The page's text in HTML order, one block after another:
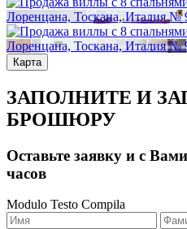
Карта
ЗАПОЛНИТЕ И
БРОШЮРУ
Оставьте заявку и с
часов
Modulo Testo Compila